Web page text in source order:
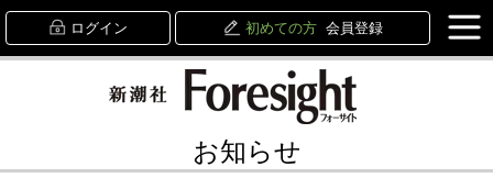
ログイン 初めての方 会員登録
お知らせ